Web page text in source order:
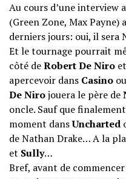
Au cours d’une interview
(Green Zone, Max Payne)
derniers jours: oui, il sera
Et le tournage pourrait
côté deRobert De Niro et
apercevoir dans Casino ou
De Nirojouera le père de
oncle. Sauf que
moment dansUncharted
de Nathan Drake… A la
et Sully…
Bref, avant de